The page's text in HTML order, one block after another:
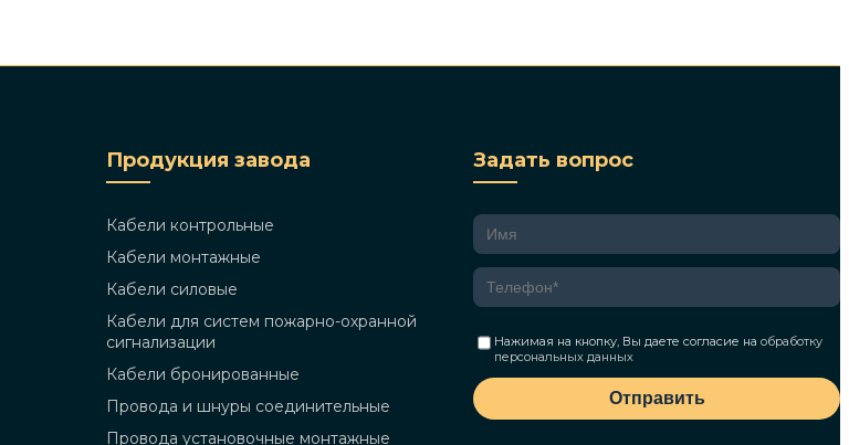
Продукция завода
Кабели контрольные
Кабели монтажные
Кабели силовые
Кабели для систем пожарно-охранной
сигнализации
Кабели бронированные
Провода и шнуры соединительные
Провода установочные монтажные
Задать вопрос
Нажимая на кнопку, Вы даете согласие на обработку
персональных данных
Отправить